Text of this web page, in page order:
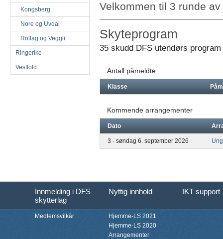
Kongsberg
Nore og Uvdal
Rollag og Veggli
Ringerike
Vestfold
Velkommen til 3 runde
Skyteprogram
35 skudd DFS utendørs
Antall påmeldte
Klasse
Kommende arrangementer
Dato
3 - søndag 6. september 2026
Innmelding i DFS
skytterlag
Nyttig innhold IKT support
Medlemsvilkår
Hjemme-LS 2021
Hjemme-LS 2020
Arrangementer